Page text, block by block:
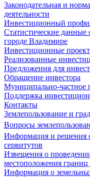
Законодательная и
деятельности
Инвестиционный
Статистические данные
городе Владимире
Инвестиционные
Реализованные
Предложения для
Обращение инвестора
Муниципально-частное
Поддержка
Контакты
Землепользование и
Вопросы
Информация и решения
сервитутов
Извещения о
местоположения границ
Информация о